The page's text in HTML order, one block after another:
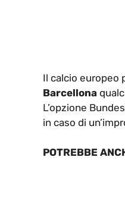
Il calcio europeo
Barcellona
L’opzione
in caso di
POTREBBE